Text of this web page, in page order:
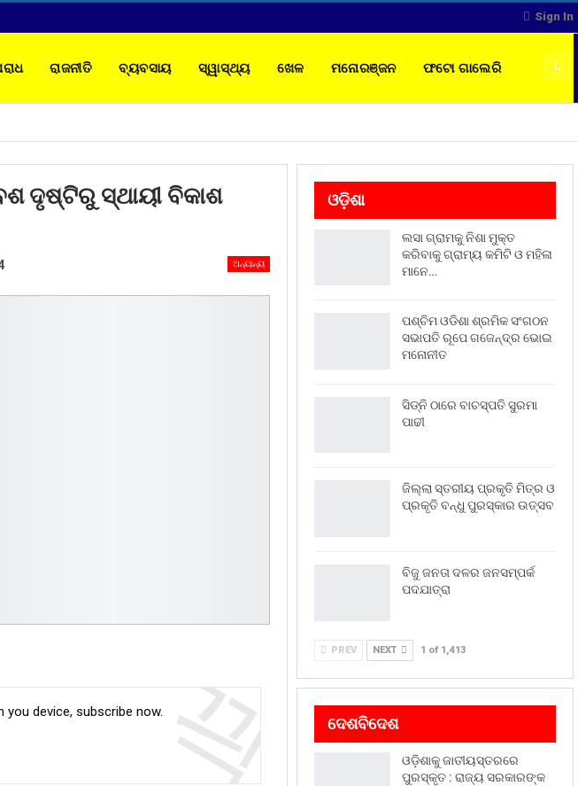
Sign In
ରାଜନୀତି ବ୍ୟବସାୟ ସ୍ୱାସ୍ଥ୍ୟ ଖେଳ ମନୋରଞ୍ଜନ ଫଟୋ ଗାଲେରି
ଦୃଷ୍ଟିରୁ ସ୍ଥାୟୀ ବିକାଶ
ଅନ୍ୟାନ୍ୟ
you device, subscribe now.
ଓଡ଼ିଶା
ଲସା ଗ୍ରାମକୁ ନିଶା ମୁକ୍ତ
କରିବାକୁ ଗ୍ରାମ୍ୟ କମିଟି ଓ ମହିଳା
ମାନେ…
ପଶ୍ଚିମ ଓଡିଶା ଶ୍ରମିକ ସଂଗଠନ
ସଭାପତି ରୂପେ ଗଜେନ୍ଦ୍ର ଭୋଇ
ମନୋନୀତ
ସିଡ୍‌ନି ଠାରେ ବାଚସ୍ପତି ସୁରମା
ପାଢୀ
ଜିଲ୍ଲା ସ୍ତରୀୟ ପ୍ରକୃତି ମିତ୍ର ଓ
ପ୍ରକୃତି ବନ୍ଧୁ ପୁରସ୍କାର ଉତ୍ସବ
ବିଜୁ ଜନତା ଦଳର ଜନସମ୍ପର୍କ
ପଦଯାତ୍ରା
PREV NEXT 1 of 1,413
ଦେଶବିଦେଶ
ଓଡ଼ିଶାକୁ ଜାତୀୟସ୍ତରରେ
ପୁରସ୍କୃତ : ରାଜ୍ୟ ସରକାରଙ୍କ